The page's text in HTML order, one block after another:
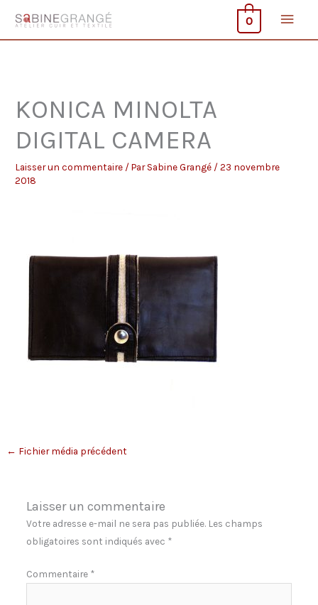
contenu
0
KONICA MINOLTA
DIGITAL CAMERA
Laisser un commentaire / ParSabine Grangé /23 novembre
2018
← Fichier média précédent
Laisser un commentaire
Votre adresse e-mail ne sera pas publiée. Les champs
obligatoires sont indiqués avec *
Commentaire *